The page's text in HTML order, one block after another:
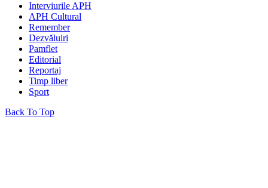
Interviurile APH
APH Cultural
Remember
Dezvăluiri
Pamflet
Editorial
Reportaj
Timp liber
Sport
Back To Top